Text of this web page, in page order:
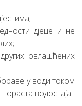
дјеце и не
овлашћених
у води током
водостаја.